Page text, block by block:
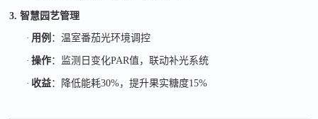
3. 智慧园艺管理
· 用例 ：温室番茄光环境调控
·操作：监测日变化PAR值，联动补光系统
· 收益：降低能耗30%，提升果实糖度15%